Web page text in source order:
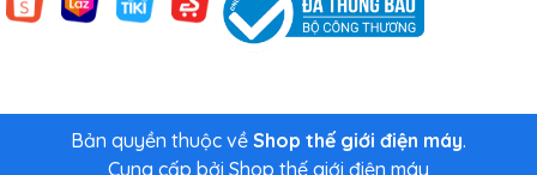
Bản quyền thuộc về Shop thế giới điện máy.
Cung cấp bởi Shop thế giới điện máy